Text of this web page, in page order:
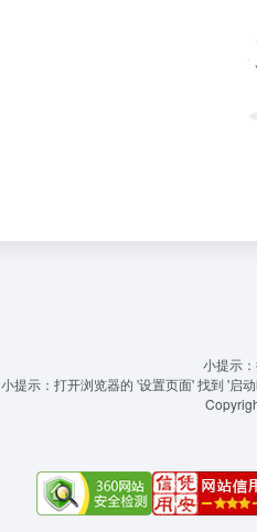
小提示
小提示：打开浏览器的 '设置页面' 找到 '启